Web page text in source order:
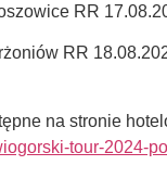
RR
RR
na stronie
tour-2024-